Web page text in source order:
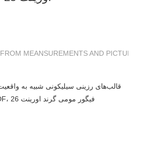
FROM MEANSUREMENTS AND